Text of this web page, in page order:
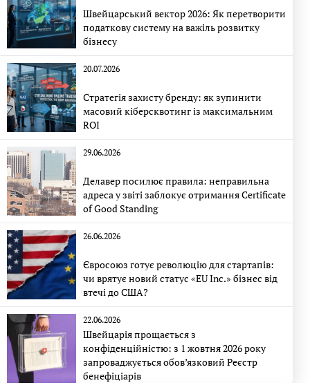
Швейцарський вектор 2026: Як перетворити
податкову систему на важіль розвитку
бізнесу
20.07.2026
Стратегія захисту бренду: як зупинити
масовий кіберсквотинг із максимальним
ROI
29.06.2026
Делавер посилює правила: неправильна
адреса у звіті заблокує отримання Certificate
of Good Standing
26.06.2026
Євросоюз готує революцію для стартапів:
чи врятує новий статус «EU Inc.» бізнес від
втечі до США?
22.06.2026
Швейцарія прощається з
конфіденційністю: з 1 жовтня 2026 року
запроваджується обов’язковий Реєстр
бенефіціарів